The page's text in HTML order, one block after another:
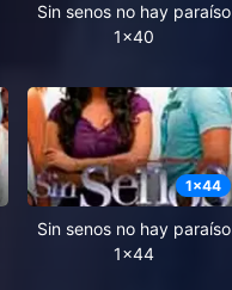
Sin senos no hay paraíso
1x40
1x44
Sin senos no hay paraíso
1x44